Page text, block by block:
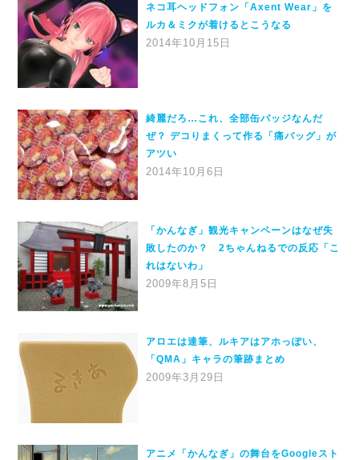
ネコ耳ヘッドフォン「Axent Wear」を
ルカ＆ミクが着けるとこうなる
2014年10月15日
綺麗だろ…これ、全部缶バッジなんだ
ぜ？ デコりまくって作る「痛バッグ」が
アツい
2014年10月6日
「かんなぎ」観光キャンペーンはなぜ失
敗したのか？ 2ちゃんねるでの反応「こ
れはないわ」
2009年8月5日
アロエは達筆、ルキアはアホっぽい、
「QMA」キャラの筆跡まとめ
2009年3月29日
アニメ「かんなぎ」の舞台をGoogleスト